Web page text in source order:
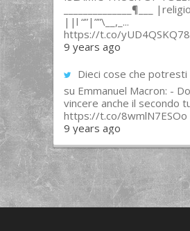
______________¶___
||l “”|””\__,_...
https://t.co/yUD4QSKQ78
9 years ago
Dieci cose che
su Emmanuel Macron: -
vincere anche il secondo
https://t.co/8wmlN7ESOo
9 years ago